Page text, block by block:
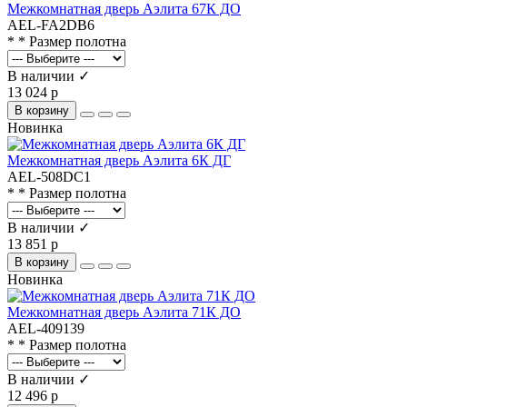
Межкомнатная дверь Аэлита 67К ДО
AEL-FA2DB6
* * Размер полотна
В наличии ✓
13 024 р
В корзину
Новинка
Межкомнатная дверь Аэлита 6К ДГ
AEL-508DC1
* * Размер полотна
В наличии ✓
13 851 р
В корзину
Новинка
Межкомнатная дверь Аэлита 71К ДО
AEL-409139
* * Размер полотна
В наличии ✓
12 496 р